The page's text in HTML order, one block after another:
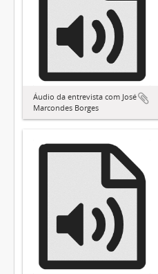
Áudio da entrevista com José
Marcondes Borges